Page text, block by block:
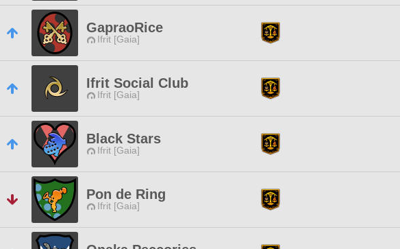
GapraoRice
Ifrit [Gaia]
Ifrit Social Club
Ifrit [Gaia]
Black Stars
Ifrit [Gaia]
Pon de Ring
Ifrit [Gaia]